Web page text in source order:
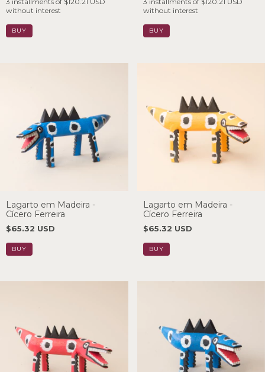
without interest
without interest
Lagarto em Madeira -
Cícero Ferreira
$65.32 USD
Lagarto em Madeira -
Cícero Ferreira
$65.32 USD